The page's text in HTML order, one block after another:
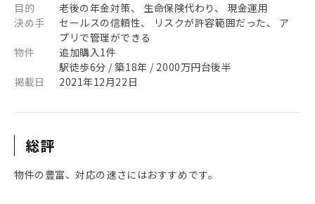
目的
老後の年金対策、 生命保険代わり、 現金運用
決め手
セールスの信頼性、 リスクが許容範囲だった、 ア
プリで管理ができる
物件
追加購入1件
駅徒歩6分 / 築18年 / 2000万円台後半
掲載日
2021年12月22日
総評
物件の豊富、対応の速さにはおすすめです。